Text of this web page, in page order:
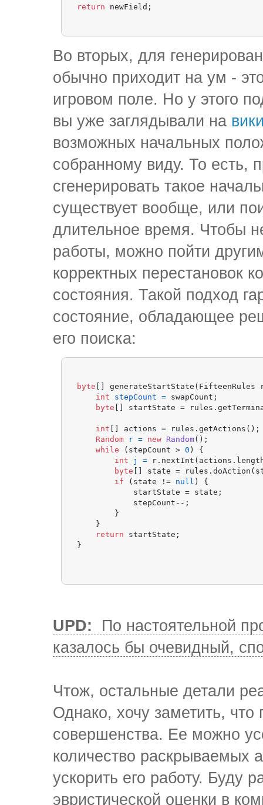
return newField;
Во вторых, для
обычно приходит на ум -
игровом поле. Но у этого
вы уже заглядывали на
возможных начальных
собранному виду. То есть,
сгенерировать такое
существует вообще, или
длительное время. Чтобы
работы, можно пойти
корректных перестановок
состояния. Такой подход
состояние, обладающее
его поиска:
byte []
int
stepCount = swapCount;
byte [] startState =
int [] actions = rules.getActions();
Random
r = new Random();
while (stepCount > 0 ) {
int
j =
byte [] state =
if (state != null ) {
            startState = state;
            stepCount--;
        }
    }
return startState;
}
UPD: По настоятельной
казалось бы очевидный,
Чтож, остальные детали
Однако, хочу заметить,
совершенства. Ее можно
количество раскрываемых
ускорить его работу. Буду
эвристической оценки в